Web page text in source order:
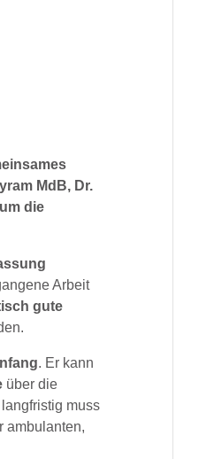
MdB, Dr.
die
Arbeit
gute
. Er kann
über die
muss
ambulanten,